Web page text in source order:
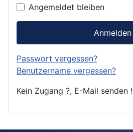
Angemeldet bleiben
Anmelden
Passwort vergessen?
Benutzername vergessen?
Kein Zugang ?, E-Mail senden !